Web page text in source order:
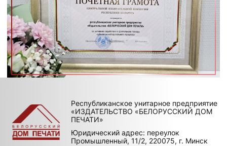
Республиканское унитарное предприятие
«ИЗДАТЕЛЬСТВО «БЕЛОРУССКИЙ ДОМ
ПЕЧАТИ»
Юридический адрес: переулок
Промышленный, 11/2, 220075, г. Минск